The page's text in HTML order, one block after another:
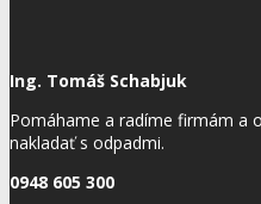
Ing. Tomáš Schabjuk
Pomáhame a radíme firmám a
nakladať s odpadmi.
0948 605 300